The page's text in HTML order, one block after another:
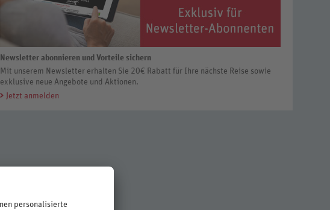
Newsletter abonnieren und Vorteile sichern
Mit unserem Newsletter erhalten Sie 20€ Rabatt für Ihre nächste Reise sowie
exklusive neue Angebote und Aktionen.
Jetzt anmelden